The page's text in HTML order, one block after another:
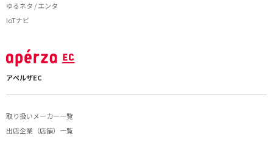
ゆるネタ / エンタ
IoTナビ
アペルザEC
取り扱いメーカー一覧
出店企業（店舗）一覧